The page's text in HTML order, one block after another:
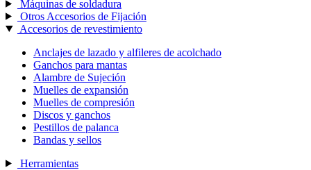
Máquinas de soldadura
Otros Accesorios de Fijación
Accesorios de revestimiento
Anclajes de lazado y alfileres de acolchado
Ganchos para mantas
Alambre de Sujeción
Muelles de expansión
Muelles de compresión
Discos y ganchos
Pestillos de palanca
Bandas y sellos
Herramientas